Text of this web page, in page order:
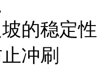
的稳定性
冲刷